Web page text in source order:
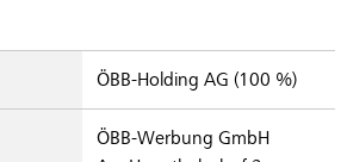
ÖBB-Holding AG (100 %)
ÖBB-Werbung GmbH